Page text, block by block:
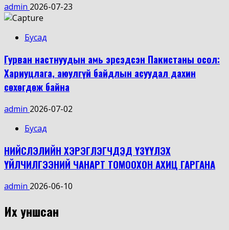
admin 2026-07-23
Бусад
Гурван настнуудын амь эрсэдсэн Пакистаны осол:
Хариуцлага, аюулгүй байдлын асуудал дахин
сөхөгдөж байна
admin 2026-07-02
Бусад
НИЙСЛЭЛИЙН ХЭРЭГЛЭГЧДЭД ҮЗҮҮЛЭХ
ҮЙЛЧИЛГЭЭНИЙ ЧАНАРТ ТОМООХОН АХИЦ ГАРГАНА
admin 2026-06-10
Их уншсан